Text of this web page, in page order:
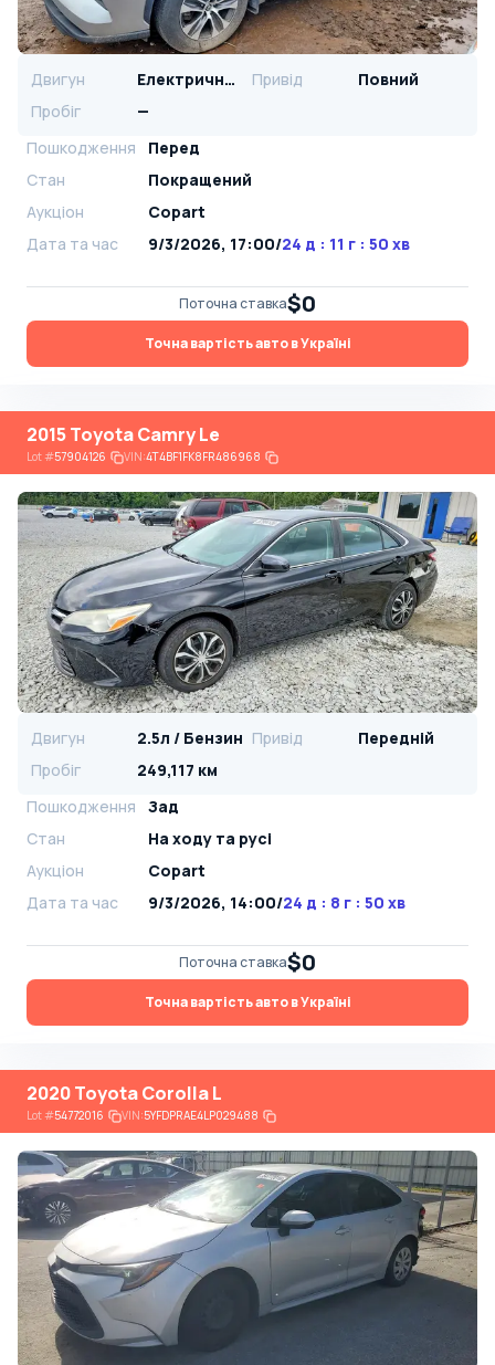
Двигун Електричний Привід
Повний
Пробіг
—
Пошкодження
Перед
Стан
Покращений
Аукціон
Copart
Дата та час
9/3/2026, 17:00/24 д : 11 г : 50 хв
Поточна ставка$0
Точна вартість авто в Україні
2015 Toyota Camry Le
Lot#57904126 VIN:4T4BF1FK8FR486968
Двигун 2.5л / Бензин Привід
Передній
Пробіг
249,117 км
Пошкодження
Зад
Стан
На ​​ходу та русі
Аукціон
Copart
Дата та час
9/3/2026, 14:00/24 д : 8 г : 50 хв
Поточна ставка$0
Точна вартість авто в Україні
2020 Toyota Corolla L
Lot#54772016 VIN:5YFDPRAE4LP029488